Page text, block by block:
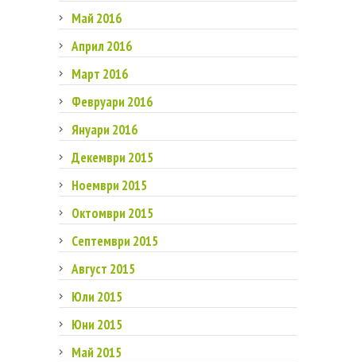
Май 2016
Април 2016
Март 2016
Февруари 2016
Януари 2016
Декември 2015
Ноември 2015
Октомври 2015
Септември 2015
Август 2015
Юли 2015
Юни 2015
Май 2015